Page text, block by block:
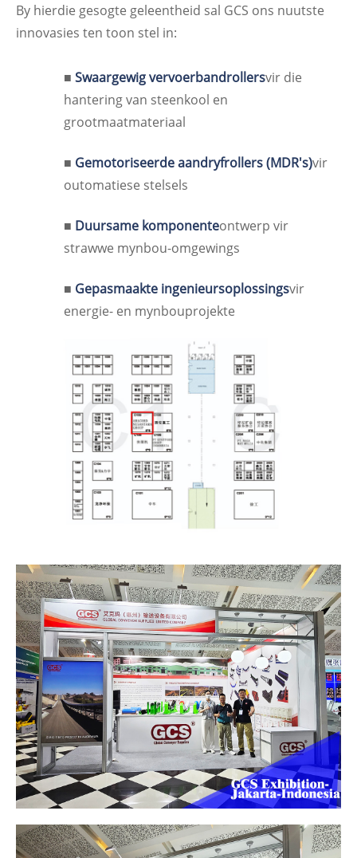
By hierdie gesogte geleentheid sal GCS ons nuutste
innovasies ten toon stel in:
■ Swaargewig vervoerbandrollersvir die
hantering van steenkool en
grootmaatmateriaal
■ Gemotoriseerde aandryfrollers (MDR's)vir
outomatiese stelsels
■ Duursame komponenteontwerp vir
strawwe mynbou-omgewings
■ Gepasmaakte ingenieursoplossingsvir
energie- en mynbouprojekte